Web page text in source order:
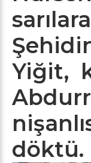
Yiğit,
döktü.